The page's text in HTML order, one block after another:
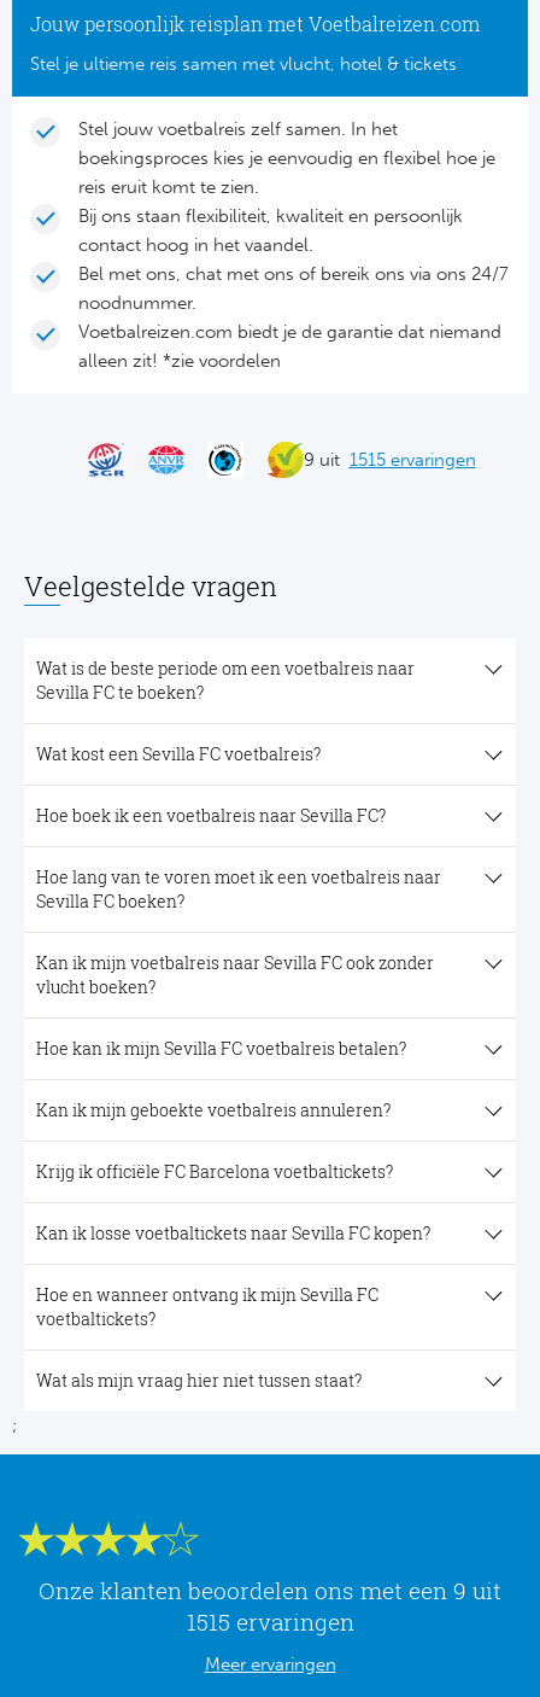
Jouw persoonlijk reisplan met Voetbalreizen.com
Stel je ultieme reis samen met vlucht, hotel & tickets
Stel jouw voetbalreis zelf samen. In het
boekingsproces kies je eenvoudig en flexibel hoe je
reis eruit komt te zien.
Bij ons staan flexibiliteit, kwaliteit en persoonlijk
contact hoog in het vaandel.
Bel met ons, chat met ons of bereik ons via ons 24/7
noodnummer.
Voetbalreizen.com biedt je de garantie dat niemand
alleen zit! *zie voordelen
9 uit 1515 ervaringen
Veelgestelde vragen
Wat is de beste periode om een voetbalreis naar
Sevilla FC te boeken?
Wat kost een Sevilla FC voetbalreis?
Hoe boek ik een voetbalreis naar Sevilla FC?
Hoe lang van te voren moet ik een voetbalreis naar
Sevilla FC boeken?
Kan ik mijn voetbalreis naar Sevilla FC ook zonder
vlucht boeken?
Hoe kan ik mijn Sevilla FC voetbalreis betalen?
Kan ik mijn geboekte voetbalreis annuleren?
Krijg ik officiële FC Barcelona voetbaltickets?
Kan ik losse voetbaltickets naar Sevilla FC kopen?
Hoe en wanneer ontvang ik mijn Sevilla FC
voetbaltickets?
Wat als mijn vraag hier niet tussen staat?
;
Onze klanten beoordelen ons met een 9 uit
1515 ervaringen
Meer ervaringen